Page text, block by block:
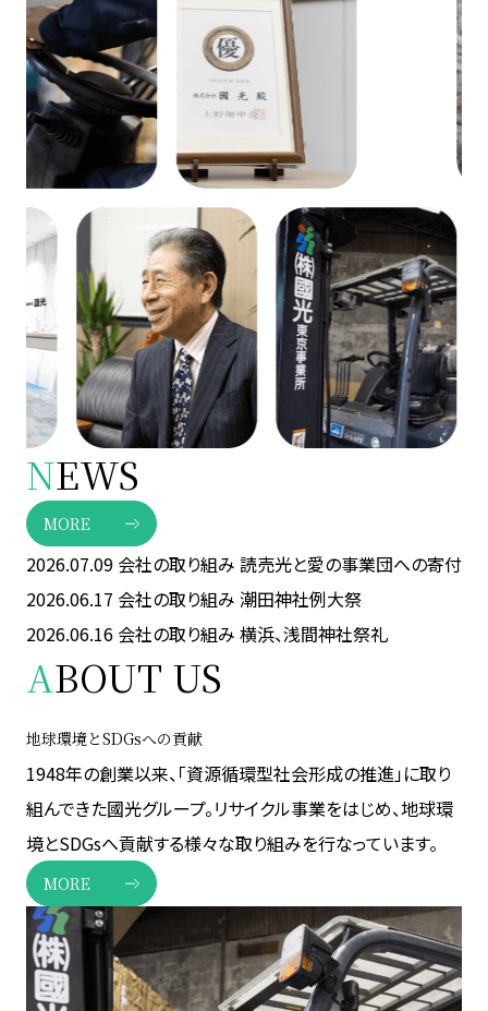
NEWS
MORE
2026.07.09 会社の取り組み 読売光と愛の事業団への寄付
2026.06.17 会社の取り組み 潮田神社例大祭
2026.06.16 会社の取り組み 横浜、浅間神社祭礼
ABOUT US
地球環境とSDGsへの貢献
1948年の創業以来、「資源循環型社会形成の推進」に取り
組んできた國光グループ。リサイクル事業をはじめ、地球環
境とSDGsへ貢献する様々な取り組みを行なっています。
MORE